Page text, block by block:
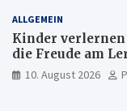
ALLGEMEIN
Kinder verlernen
die Freude am
10. August 2026